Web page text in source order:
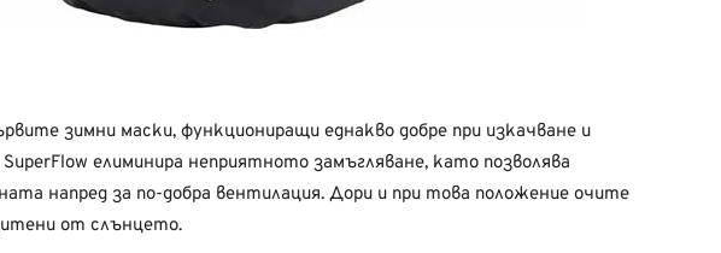
зимни маски, функциониращи еднакво добре при изкачване и
елиминира неприятното замъгляване, като позволява
напред за по-добра вентилация. Дори и при това положение очите
от слънцето.